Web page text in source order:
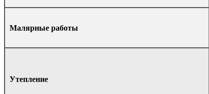
Малярные работы
Утепление